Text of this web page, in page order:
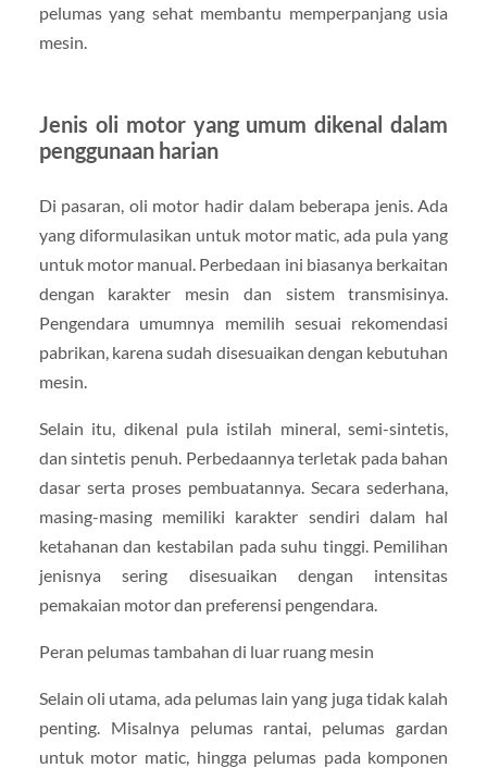
pelumas yang sehat membantu memperpanjang usia
mesin.
Jenis oli motor yang umum dikenal dalam
penggunaan harian
Di pasaran, oli motor hadir dalam beberapa jenis. Ada
yang diformulasikan untuk motor matic, ada pula yang
untuk motor manual. Perbedaan ini biasanya berkaitan
dengan karakter mesin dan sistem transmisinya.
Pengendara umumnya memilih sesuai rekomendasi
pabrikan, karena sudah disesuaikan dengan kebutuhan
mesin.
Selain itu, dikenal pula istilah mineral, semi-sintetis,
dan sintetis penuh. Perbedaannya terletak pada bahan
dasar serta proses pembuatannya. Secara sederhana,
masing-masing memiliki karakter sendiri dalam hal
ketahanan dan kestabilan pada suhu tinggi. Pemilihan
jenisnya sering disesuaikan dengan intensitas
pemakaian motor dan preferensi pengendara.
Peran pelumas tambahan di luar ruang mesin
Selain oli utama, ada pelumas lain yang juga tidak kalah
penting. Misalnya pelumas rantai, pelumas gardan
untuk motor matic, hingga pelumas pada komponen